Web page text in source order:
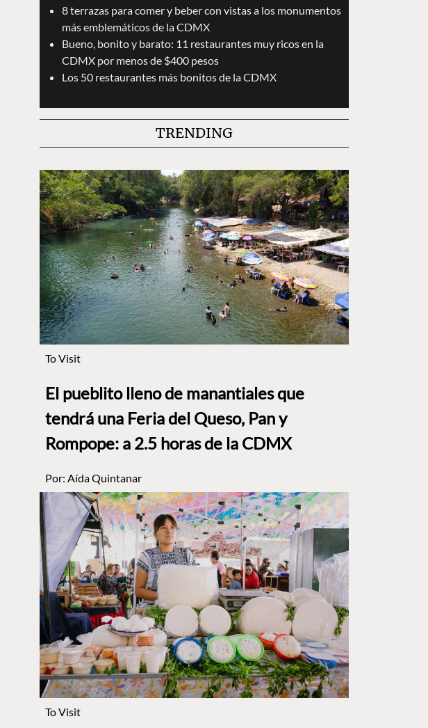
8 terrazas para comer y beber con vistas a los monumentos
más emblemáticos de la CDMX
Bueno, bonito y barato: 11 restaurantes muy ricos en la
CDMX por menos de $400 pesos
Los 50 restaurantes más bonitos de la CDMX
TRENDING
To Visit
El pueblito lleno de manantiales que
tendrá una Feria del Queso, Pan y
Rompope: a 2.5 horas de la CDMX
Por: Aída Quintanar
To Visit